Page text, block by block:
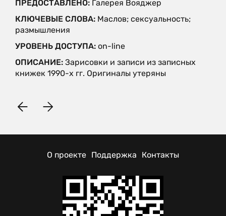
ПРЕДОСТАВЛЕНО: Галерея Вояджер
КЛЮЧЕВЫЕ СЛОВА: Маслов; сексуальность;
размышления
УРОВЕНЬ ДОСТУПА: on-line
ОПИСАНИЕ: Зарисовки и записи из записных
книжек 1990-х гг. Оригиналы утеряны
О проекте Поддержка Контакты